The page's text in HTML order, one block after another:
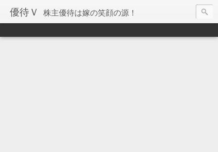
優待Ｖ 株主優待は嫁の笑顔の源！